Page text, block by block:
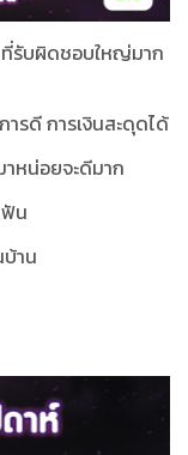
ที่รับผิดชอบใหญ่มาก
ารดี การเงินสะดุดได้
าหน่อยจะดีมาก
น
าน